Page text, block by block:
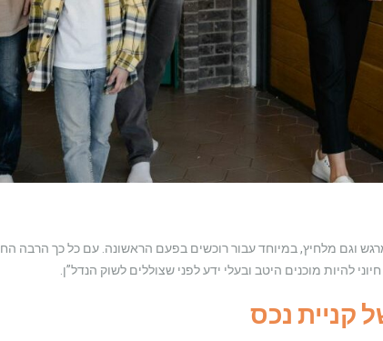
וגם מלחיץ, במיוחד עבור רוכשים בפעם הראשונה. עם כל כך הרבה
להיות מוכנים היטב ובעלי ידע לפני שצוללים לשוק הנדל”ן.
קניית נכס